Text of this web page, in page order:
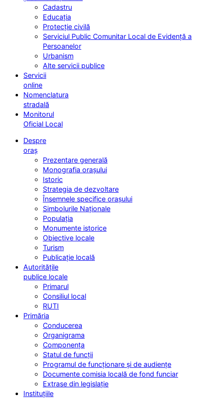
Cadastru
Educația
Protecție civilă
Serviciul Public Comunitar Local de Evidență a
Persoanelor
Urbanism
Alte servicii publice
Servicii
online
Nomenclatura
stradală
Monitorul
Oficial Local
Despre
oraș
Prezentare generală
Monografia orașului
Istoric
Strategia de dezvoltare
Însemnele specifice orașului
Simbolurile Naționale
Populația
Monumente istorice
Obiective locale
Turism
Publicație locală
Autoritățile
publice locale
Primarul
Consiliul local
RUTI
Primăria
Conducerea
Organigrama
Componența
Statul de funcții
Programul de funcționare și de audiențe
Documente comisia locală de fond funciar
Extrase din legislație
Instituțiile